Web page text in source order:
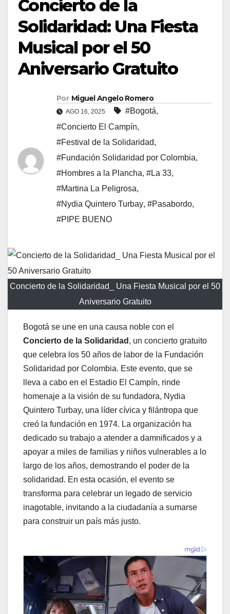
Concierto de la
Solidaridad: Una Fiesta
Musical por el 50
Aniversario Gratuito
Por Miguel Angelo Romero
AGO 16, 2025 #Bogotá,
#Concierto El Campín,
#Festival de la Solidaridad,
#Fundación Solidaridad por Colombia,
#Hombres a la Plancha, #La 33,
#Martina La Peligrosa,
#Nydia Quintero Turbay, #Pasabordo,
#PIPE BUENO
Concierto de la Solidaridad_ Una Fiesta Musical por el 50
Aniversario Gratuito
Bogotá se une en una causa noble con el
Concierto de la Solidaridad , un concierto gratuito
que celebra los 50 años de labor de la Fundación
Solidaridad por Colombia. Este evento, que se
lleva a cabo en el Estadio El Campín, rinde
homenaje a la visión de su fundadora, Nydia
Quintero Turbay, una líder cívica y filántropa que
creó la fundación en 1974. La organización ha
dedicado su trabajo a atender a damnificados y a
apoyar a miles de familias y niños vulnerables a lo
largo de los años, demostrando el poder de la
solidaridad. En esta ocasión, el evento se
transforma para celebrar un legado de servicio
inagotable, invitando a la ciudadanía a sumarse
para construir un país más justo.